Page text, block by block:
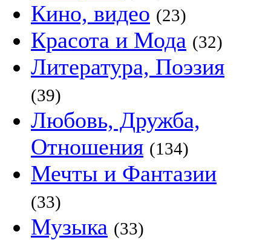
Кино, видео (23)
Красота и Мода (32)
Литература, Поэзия
(39)
Любовь, Дружба,
Отношения (134)
Мечты и Фантазии
(33)
Музыка (33)